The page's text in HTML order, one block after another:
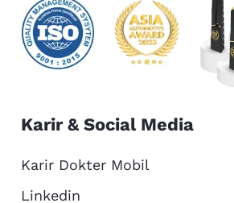
Karir & Social Media
Karir Dokter Mobil
Linkedin